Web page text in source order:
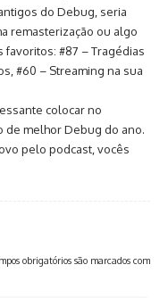
do Debug, seria
remasterização ou algo
favoritos: #87 – Tragédias
#60 – Streaming na sua
colocar no
de melhor Debug do ano.
pelo podcast, vocês
obrigatórios são marcados com